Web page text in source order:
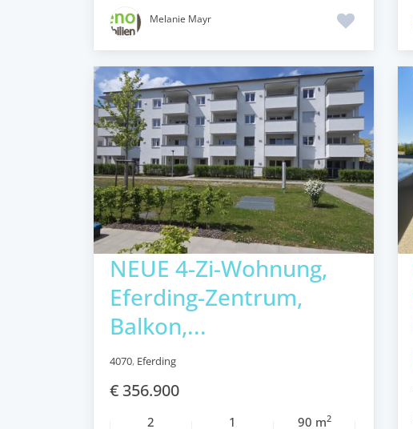
Melanie Mayr
NEUE 4-Zi-Wohnung,
Eferding-Zentrum,
Balkon,...
4070, Eferding
€ 356.900
2 1 90 m2